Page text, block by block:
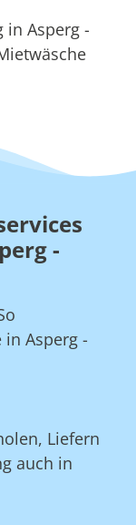
in Asperg -
-
Asperg -
Liefern
auch in